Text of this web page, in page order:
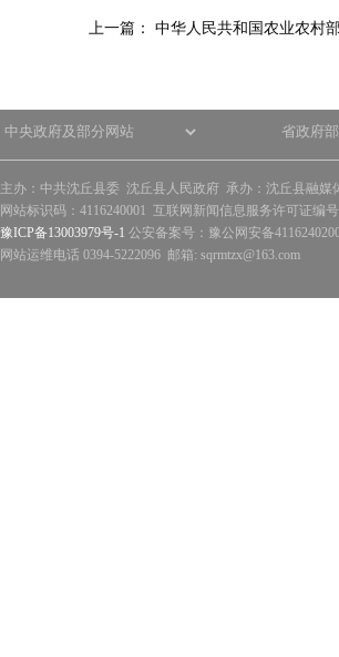
上一篇： 中华人民共和国农业农村
主办：中共沈丘县委 沈丘县人民政府 承办：沈丘县融媒
网站标识码：4116240001 互联网新闻信息服务许可证编
豫ICP备13003979号-1 公安备案号：豫公网安备
网站运维电话 0394-5222096 邮箱: sqrmtzx@163.com